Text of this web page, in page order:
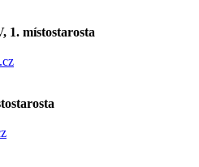
1. místostarosta